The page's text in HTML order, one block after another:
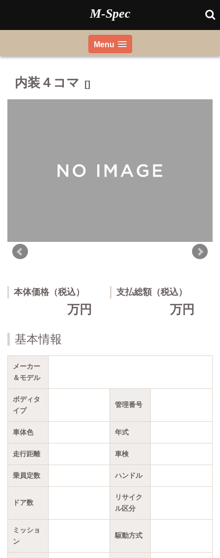
M-Spec
Menu
内装４コマ []
本体価格（税込）
万円
支払総額（税込）
万円
基本情報
メーカー
＆モデル
ボディタ
イプ
管理番号
車体色 年式
走行距離 車検
乗員定数 ハンドル
ドア数
リサイク
ル区分
ミッショ
ン
駆動方式